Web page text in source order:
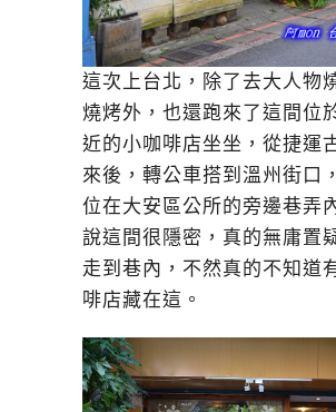
這次上台北，除了去大人物
燒烤外，也還跑來了這間位
近的小咖啡店坐坐，從捷運
來後，轉公車搭到溫州街口
位在大安區公所的旁邊巷弄
說這間很隱密，真的無庸置
走到巷內，不然真的不知道
啡店藏在這。